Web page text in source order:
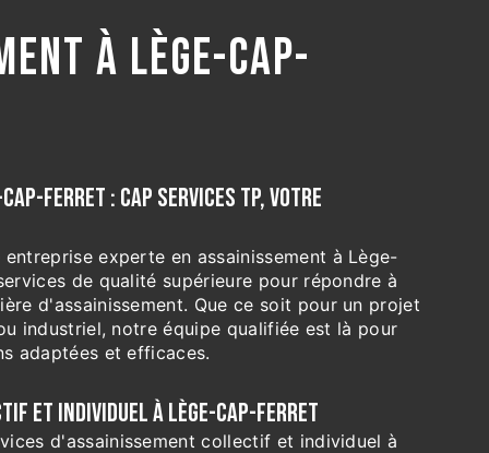
À LÈGE-CAP-
FERRET : CAP SERVICES TP, VOTRE
entreprise experte en assainissement à Lège-
de qualité supérieure pour répondre à
d'assainissement. Que ce soit pour un projet
industriel, notre équipe qualifiée est là pour
adaptées et efficaces.
ET INDIVIDUEL À LÈGE-CAP-FERRET
d'assainissement collectif et individuel à